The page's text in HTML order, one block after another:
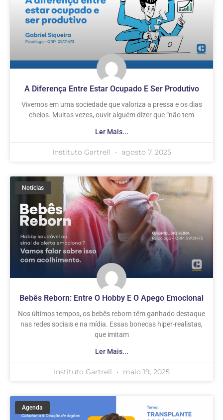
A Diferença Entre Estar Ocupado E Ser Produtivo
Vivemos em uma sociedade que valoriza a pressa e os dias
cheios. Muitas vezes, ouvir alguém dizer que “não tem
Ler Mais...
Instituto Gartrell agosto 7, 2025
Notícias
Bebês Reborn: Entre O Hobby E O Apego Emocional
Nos últimos tempos, os bebês reborn têm ganhado destaque
nas redes sociais e na mídia. Essas bonecas hiper-realistas,
que imitam
Ler Mais...
Instituto Gartrell maio 19, 2025
Agenda